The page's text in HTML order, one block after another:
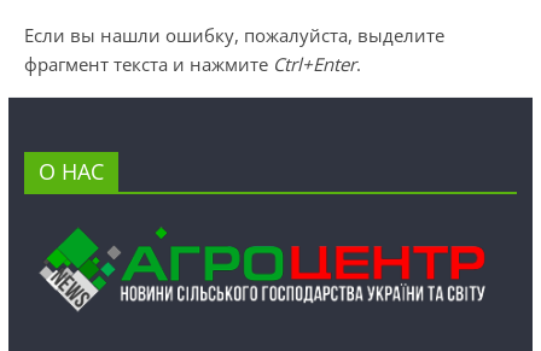
Если вы нашли ошибку, пожалуйста, выделите
фрагмент текста и нажмите Ctrl+Enter.
О НАС